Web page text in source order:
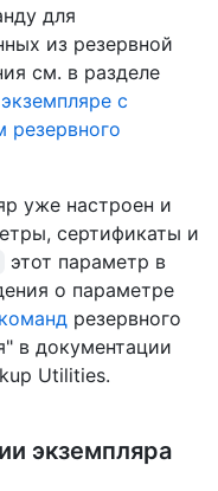
для
из резервной
см. в разделе
с
уже настроен и
сертификаты и
этот параметр в
о параметре
резервного
в документации
Utilities.
экземпляра